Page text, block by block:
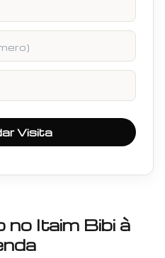
no Itaim Bibi à
Visita